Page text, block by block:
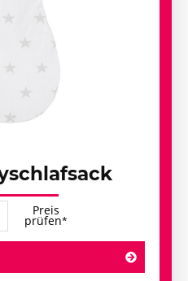
Preis
prüfen